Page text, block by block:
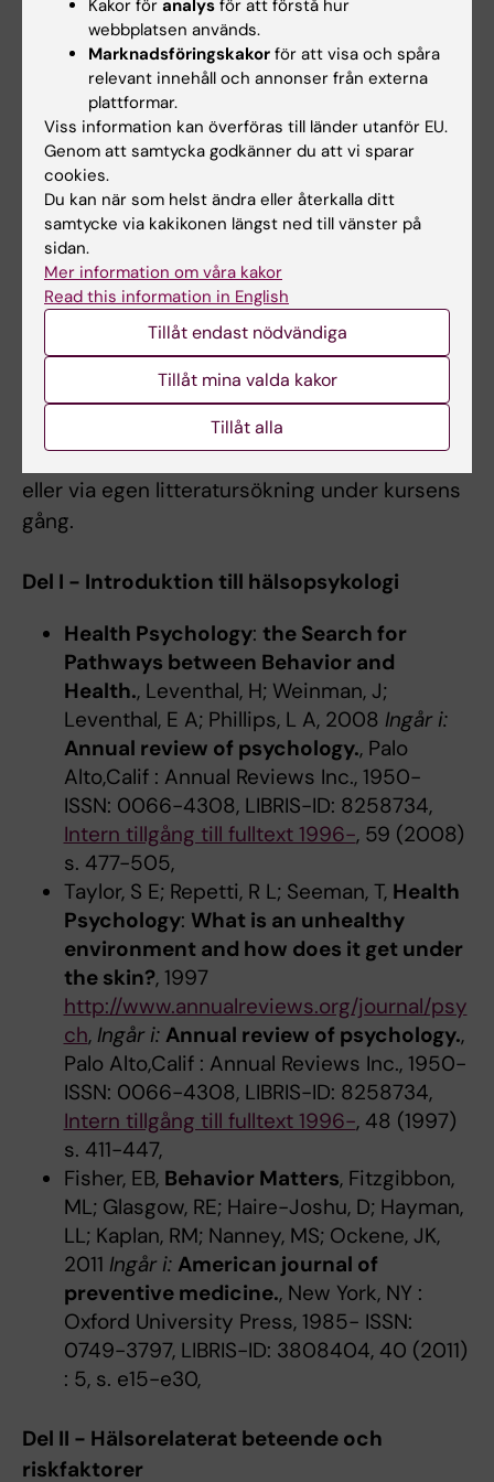
Litteraturlista och övriga läromedel
Obligatorisk litteratur
Handbook of health psychology, Baum,
Andrew; Revenson, Tracey A; Singer,
Jerome E, 2., [updated] ed. : New York, N.Y.
: Psychology Press, cop. 2012 - xxvi, 882
s. ISBN: 978-0-8058-6461-8, LIBRIS-ID:
12628948, *
Rekommenderad litteratur
Förutom den obligatoriska litteratur
tillkommer litteratur som studenterna själva
väljer ur den rekommenderade litteraturen
eller via egen litteratursökning under kursens
gång.
Del I - Introduktion till hälsopsykologi
Health Psychology: the Search for
Pathways between Behavior and
Health., Leventhal, H; Weinman, J;
Leventhal, E A; Phillips, L A, 2008 Ingår i:
Annual review of psychology., Palo
Alto,Calif : Annual Reviews Inc., 1950-
ISSN: 0066-4308, LIBRIS-ID: 8258734,
Intern tillgång till fulltext 1996-, 59 (2008)
s. 477-505,
Taylor, S E; Repetti, R L; Seeman, T, Health
Psychology: What is an unhealthy
environment and how does it get under
the skin?, 1997
http://www.annualreviews.org/journal/psy
ch, Ingår i: Annual review of psychology.,
Palo Alto,Calif : Annual Reviews Inc., 1950-
ISSN: 0066-4308, LIBRIS-ID: 8258734,
Intern tillgång till fulltext 1996-, 48 (1997)
s. 411-447,
Fisher, EB, Behavior Matters, Fitzgibbon,
ML; Glasgow, RE; Haire-Joshu, D; Hayman,
LL; Kaplan, RM; Nanney, MS; Ockene, JK,
2011 Ingår i: American journal of
preventive medicine., New York, NY :
Oxford University Press, 1985- ISSN:
0749-3797, LIBRIS-ID: 3808404, 40 (2011)
: 5, s. e15-e30,
Del II - Hälsorelaterat beteende och
riskfaktorer
Kakor för analys för att förstå hur
webbplatsen används.
Marknadsföringskakor för att visa och spåra
relevant innehåll och annonser från externa
plattformar.
Viss information kan överföras till länder utanför EU.
Genom att samtycka godkänner du att vi sparar
cookies.
Du kan när som helst ändra eller återkalla ditt
samtycke via kakikonen längst ned till vänster på
sidan.
Mer information om våra kakor
Read this information in English
Tillåt endast nödvändiga
Tillåt mina valda kakor
Tillåt alla